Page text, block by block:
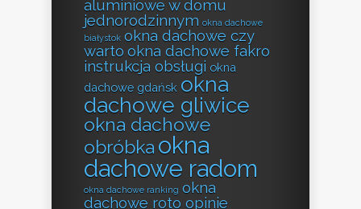
aluminiowe w domu
jednorodzinnym okna dachowe
białystok okna dachowe czy
warto okna dachowe fakro
instrukcja obsługi okna
dachowe gdańsk okna
dachowe gliwice
okna dachowe
obróbka okna
dachowe radom
okna dachowe ranking okna
dachowe roto opinie